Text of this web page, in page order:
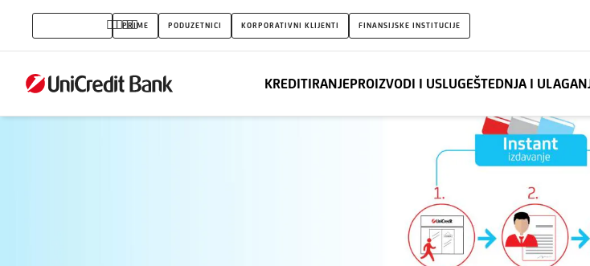
instant PRIME PODUZETNICI KORPORATIVNI KLIJENTI FINANSIJSKE INSTITUCIJE
KREDITIRANJEPROIZVODI I USLUGEŠTEDNJA I